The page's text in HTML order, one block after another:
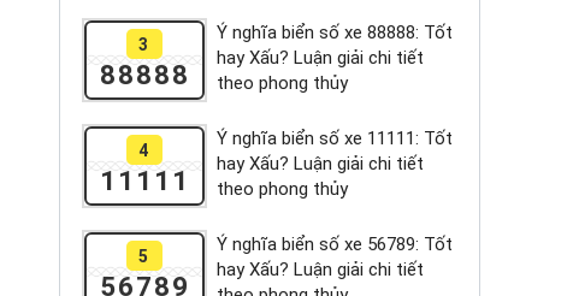
3
88888
Ý nghĩa biển số xe 88888: Tốt
hay Xấu? Luận giải chi tiết
theo phong thủy
4
11111
Ý nghĩa biển số xe 11111: Tốt
hay Xấu? Luận giải chi tiết
theo phong thủy
5
56789
Ý nghĩa biển số xe 56789: Tốt
hay Xấu? Luận giải chi tiết